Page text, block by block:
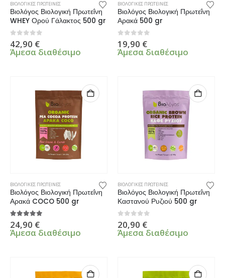
ΒΙΟΛΟΓΙΚΕΣ ΠΡΩΤΕΙΝΕΣ
Βιολόγος Βιολογική Πρωτεΐνη
WHEY Ορού Γάλακτος 500 gr
0 από 5
42,90 €
Άμεσα διαθέσιμο
ΒΙΟΛΟΓΙΚΕΣ ΠΡΩΤΕΙΝΕΣ
Βιολόγος Βιολογική Πρωτεΐνη
Αρακά 500 gr
0 από 5
19,90 €
Άμεσα διαθέσιμο
ΒΙΟΛΟΓΙΚΕΣ ΠΡΩΤΕΙΝΕΣ
Βιολόγος Βιολογική Πρωτεΐνη
Αρακά COCO 500 gr
5.00από 5
24,90 €
Άμεσα διαθέσιμο
ΒΙΟΛΟΓΙΚΕΣ ΠΡΩΤΕΙΝΕΣ
Βιολόγος Βιολογική Πρωτεΐνη
Καστανού Ρυζιού 500 gr
0 από 5
20,90 €
Άμεσα διαθέσιμο